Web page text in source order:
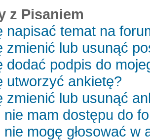
z Pisaniem
napisać temat na
zmienić lub usunąć
dodać podpis do
utworzyć ankietę?
zmienić lub usunąć
nie mam dostępu do
mogę głosować w